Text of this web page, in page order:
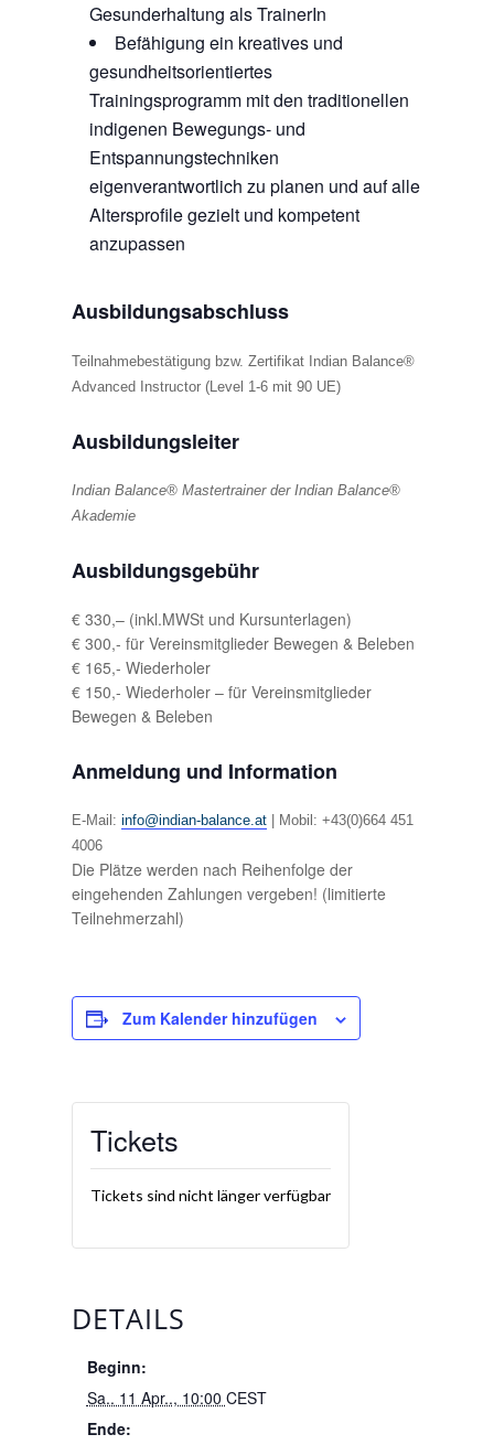
Gesunderhaltung als TrainerIn
Befähigung ein kreatives und
gesundheitsorientiertes
Trainingsprogramm mit den traditionellen
indigenen Bewegungs- und
Entspannungstechniken
eigenverantwortlich zu planen und auf alle
Altersprofile gezielt und kompetent
anzupassen
Ausbildungsabschluss
Teilnahmebestätigung bzw. Zertifikat Indian Balance®
Advanced Instructor (Level 1-6 mit 90 UE)
Ausbildungsleiter
Indian Balance® Mastertrainer der Indian Balance®
Akademie
Ausbildungsgebühr
€ 330,– (inkl.MWSt und Kursunterlagen)
€ 300,- für Vereinsmitglieder Bewegen & Beleben
€ 165,- Wiederholer
€ 150,- Wiederholer – für Vereinsmitglieder
Bewegen & Beleben
Anmeldung und Information
E-Mail: info@indian-balance.at|
Mobil: +43(0)664 451
4006
Die Plätze werden nach Reihenfolge der
eingehenden Zahlungen vergeben! (limitierte
Teilnehmerzahl)
Zum Kalender hinzufügen
Tickets
Tickets sind nicht länger verfügbar
DETAILS
Beginn:
Sa.. 11 Apr.., 10:00 CEST
Ende: